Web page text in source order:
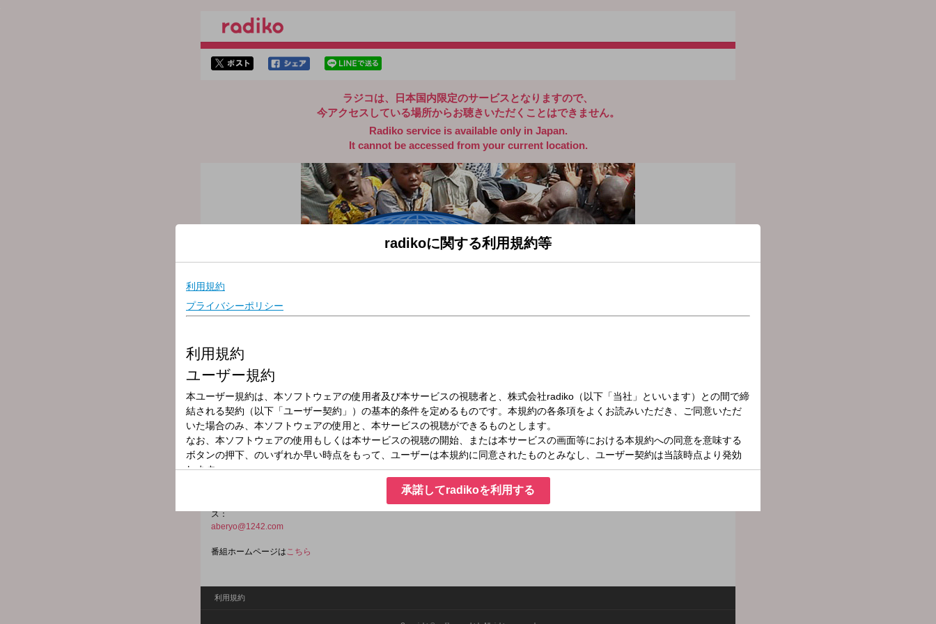
ラジコは、日本国内限定のサービスとなりますので、
今アクセスしている場所からお聴きいただくことはできません。
Radiko service is available only in Japan.
It cannot be accessed from your current location.
放送局
放送時間
2025年7月28日（月）21:30～21:50
番組名
阿部亮のNGO世界一周！
NGO世界一周！は、日本国内や世界各国で活躍するNGOやNPO、社会起業家や企業のSDGsの取り組み等、社会貢献に関わる団体や個
人、事業を紹介し、応援する番組です。今夜のゲストは、一般社団法人ケアラーアクションネットワーク協会代表理事の持田恭子さんで
す。両親やきょうだい、祖父母などのケアを日常的に行う「ヤングケアラー」に寄り添い支援する活動の今に迫ります。 メールアドレ
ス：
aberyo@1242.com
番組ホームページはこちら
利用規約
radikoに関する利用規約等
承諾してradikoを利用する